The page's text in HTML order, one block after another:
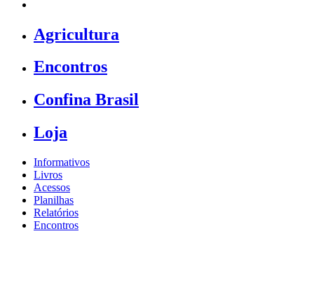
Agricultura
Encontros
Confina Brasil
Loja
Informativos
Livros
Acessos
Planilhas
Relatórios
Encontros